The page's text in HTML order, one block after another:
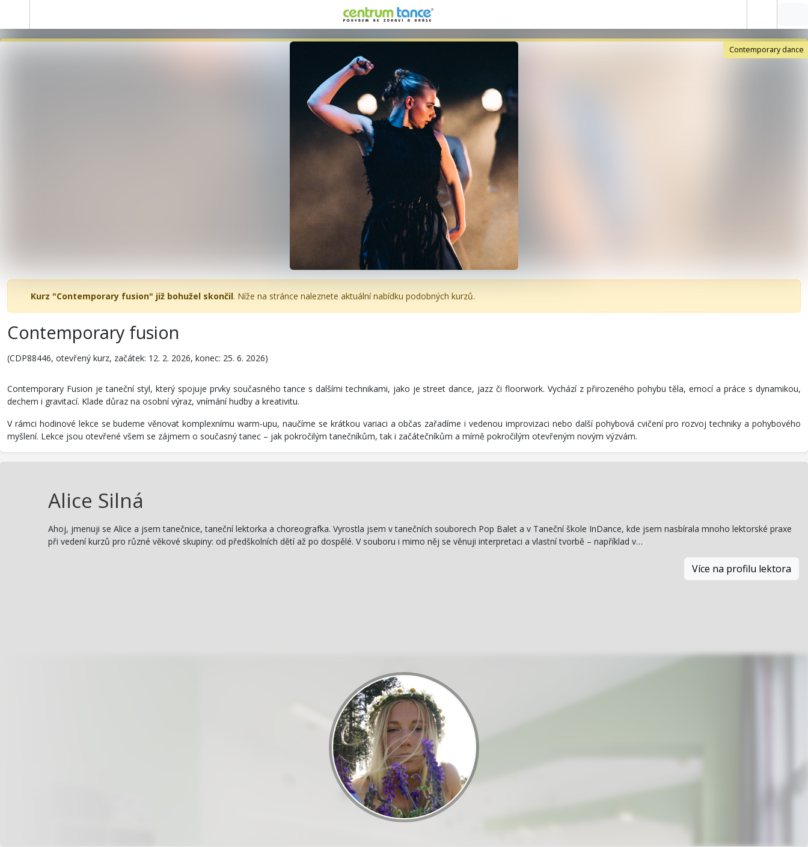
Contemporary dance
Kurz "Contemporary fusion" již bohužel skončil. Níže na stránce naleznete aktuální nabídku podobných kurzů.
Contemporary fusion
(CDP88446, otevřený kurz, začátek: 12. 2. 2026, konec: 25. 6. 2026)
Contemporary Fusion je taneční styl, který spojuje prvky současného tance s dalšími technikami, jako je street dance, jazz či floorwork. Vychází z přirozeného pohybu těla, emocí a práce s dynamikou,
dechem i gravitací. Klade důraz na osobní výraz, vnímání hudby a kreativitu.
V rámci hodinové lekce se budeme věnovat komplexnímu warm-upu, naučíme se krátkou variaci a občas zařadíme i vedenou improvizaci nebo další pohybová cvičení pro rozvoj techniky a pohybového
myšlení. Lekce jsou otevřené všem se zájmem o současný tanec – jak pokročilým tanečníkům, tak i začátečníkům a mírně pokročilým otevřeným novým výzvám.
Alice Silná
Ahoj, jmenuji se Alice a jsem tanečnice, taneční lektorka a choreografka. Vyrostla jsem v tanečních souborech Pop Balet a v Taneční škole InDance, kde jsem nasbírala mnoho lektorské praxe
při vedení kurzů pro různé věkové skupiny: od předškolních dětí až po dospělé. V souboru i mimo něj se věnuji interpretaci a vlastní tvorbě – například v…
Více na profilu lektora